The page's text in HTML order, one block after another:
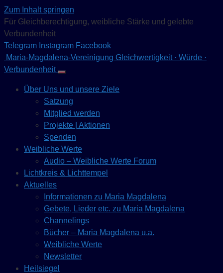
Zum Inhalt springen
Für Gleichberechtigung, weibliche Stärke und gelebte
Verbundenheit
Telegram Instagram Facebook
Maria-Magdalena-Vereinigung Gleichwertigkeit · Würde ·
Verbundenheit
Über Uns und unsere Ziele
Satzung
Mitglied werden
Projekte | Aktionen
Spenden
Weibliche Werte
Audio – Weibliche Werte Forum
Lichtkreis & Lichttempel
Aktuelles
Informationen zu Maria Magdalena
Gebete, Lieder etc. zu Maria Magdalena
Channelings
Bücher – Maria Magdalena u.a.
Weibliche Werte
Newsletter
Heilsiegel